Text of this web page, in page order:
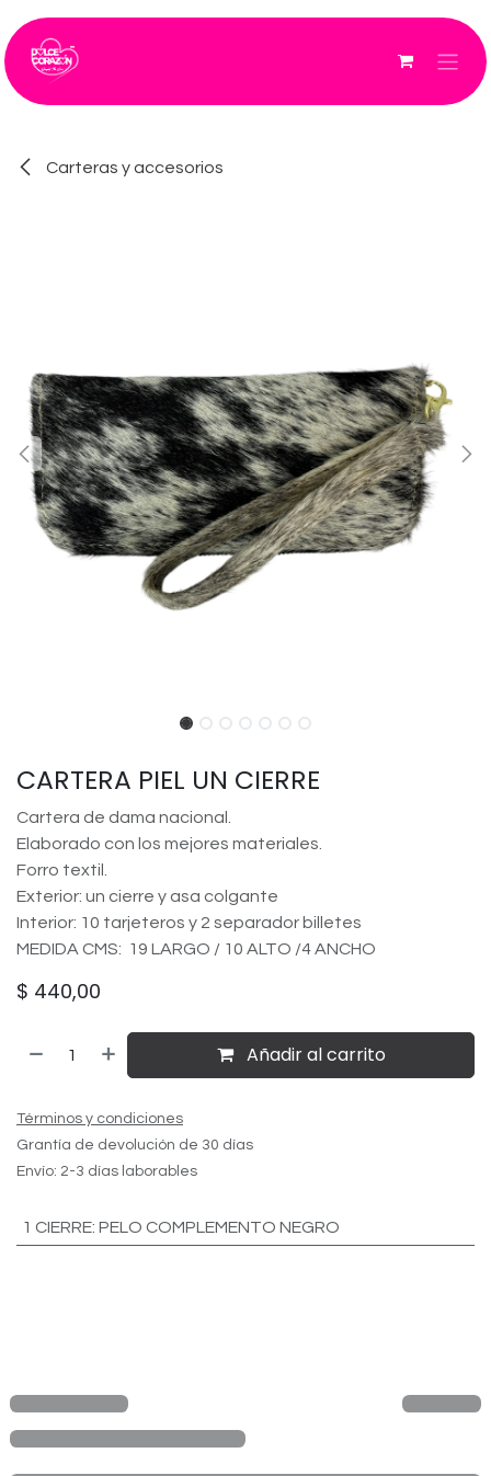
Ir al contenido
Carteras y accesorios
CARTERA PIEL UN CIERRE
Cartera de dama nacional.
Elaborado con los mejores materiales.
Forro textil.
Exterior: un cierre y asa colgante
Interior: 10 tarjeteros y 2 separador billetes
MEDIDA CMS: 19 LARGO / 10 ALTO /4 ANCHO
$ 440,00
Añadir al carrito
Términos y condiciones
Grantía de devolución de 30 días
Envío: 2-3 días laborables
1 CIERRE: PELO COMPLEMENTO NEGRO